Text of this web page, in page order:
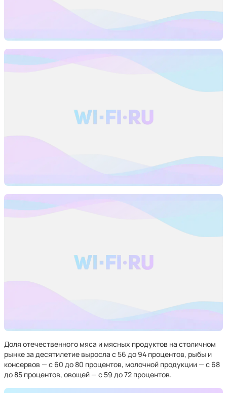
Доля отечественного мяса и мясных продуктов на столичном
рынке за десятилетие выросла с 56 до 94 процентов, рыбы и
консервов — с 60 до 80 процентов, молочной продукции — с 68
до 85 процентов, овощей — с 59 до 72 процентов.